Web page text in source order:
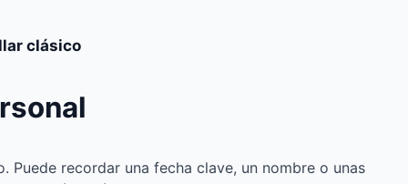
clásico
recordar una fecha clave, un nombre o unas